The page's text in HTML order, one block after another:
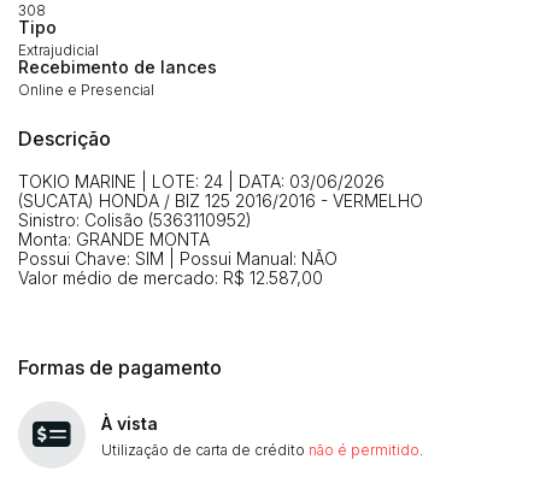
308
Tipo
Extrajudicial
Recebimento de lances
Online e Presencial
Descrição
TOKIO MARINE | LOTE: 24 | DATA: 03/06/2026
(SUCATA) HONDA / BIZ 125 2016/2016 - VERMELHO
Sinistro: Colisão (5363110952)
Monta: GRANDE MONTA
Possui Chave: SIM | Possui Manual: NÃO
Valor médio de mercado: R$ 12.587,00
Formas de pagamento
À vista
Utilização de carta de crédito não é permitido
14/04/2025 18:43:11
Clique aqui para fazer login